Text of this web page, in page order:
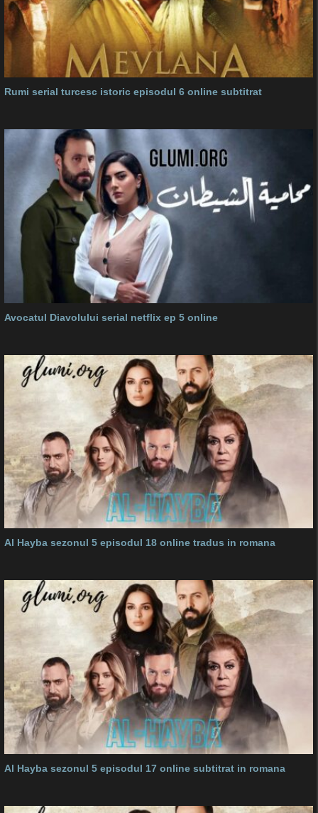
Rumi serial turcesc istoric episodul 6 online subtitrat
Avocatul Diavolului serial netflix ep 5 online
Al Hayba sezonul 5 episodul 18 online tradus in romana
Al Hayba sezonul 5 episodul 17 online subtitrat in romana